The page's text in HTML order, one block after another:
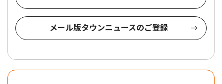
メール版タウンニュースのご登録